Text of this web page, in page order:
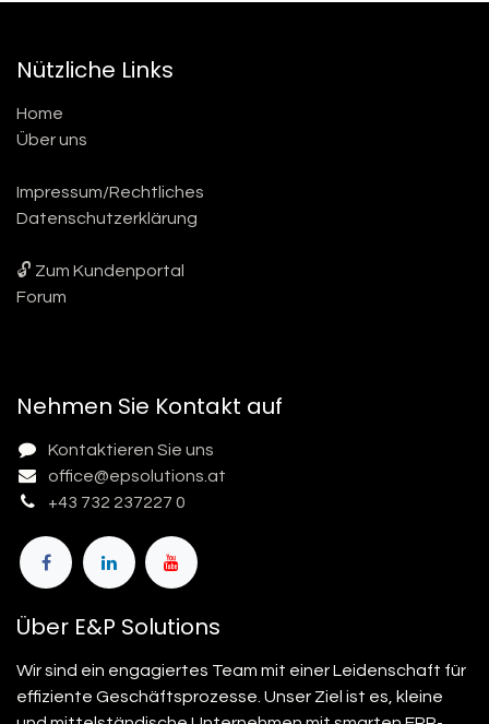
Nützliche Links
Home
Über uns
Impressum/Rechtliches
Datenschutzerklärung
🔓 Zum Kundenportal
Forum
Nehmen Sie Kontakt auf
Kontaktieren Sie uns
office@epsolutions.at
+43 732 237227 0
Über E&P Solutions
Wir sind ein engagiertes Team mit einer Leidenschaft für
effiziente Geschäftsprozesse. Unser Ziel ist es, kleine